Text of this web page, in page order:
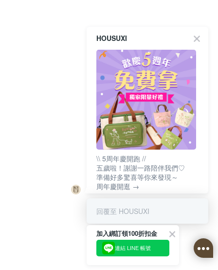
HOUSUXI
\\ 5周年慶開跑 //
五歲啦！謝謝一路陪伴我們♡
準備好多驚喜等你來發現～
周年慶開逛 →
回覆至 HOUSUXI
加入綁訂領100折扣金
連結 LINE 帳號